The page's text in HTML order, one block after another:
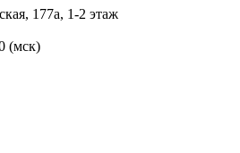
177а, ​1-2 этаж
(мск)